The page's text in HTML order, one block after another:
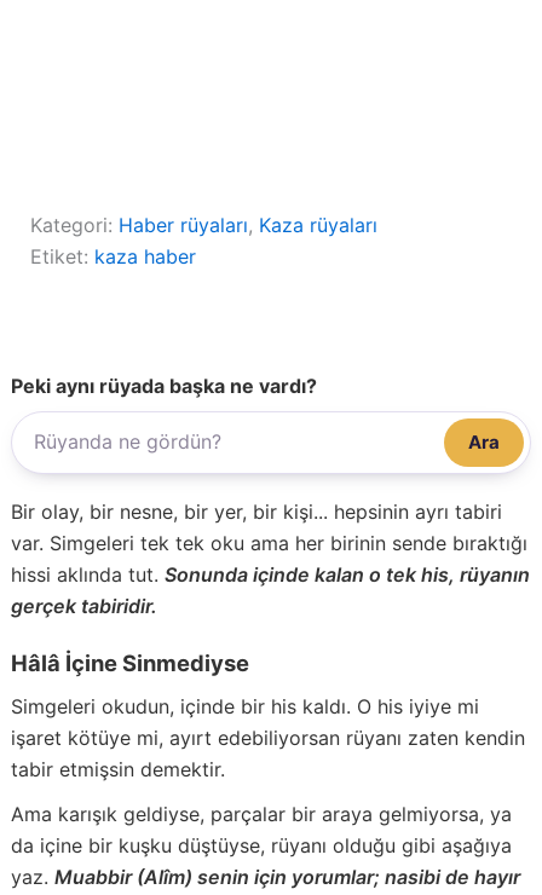
Kategori: Haber rüyaları, Kaza rüyaları
Etiket: kaza haber
Peki aynı rüyada başka ne vardı?
Ara
Bir olay, bir nesne, bir yer, bir kişi... hepsinin ayrı tabiri
var. Simgeleri tek tek oku ama her birinin sende bıraktığı
hissi aklında tut. Sonunda içinde kalan o tek his, rüyanın
gerçek tabiridir.
Hâlâ İçine Sinmediyse
Simgeleri okudun, içinde bir his kaldı. O his iyiye mi
işaret kötüye mi, ayırt edebiliyorsan rüyanı zaten kendin
tabir etmişsin demektir.
Ama karışık geldiyse, parçalar bir araya gelmiyorsa, ya
da içine bir kuşku düştüyse, rüyanı olduğu gibi aşağıya
yaz. Muabbir (Alîm) senin için yorumlar; nasibi de hayır